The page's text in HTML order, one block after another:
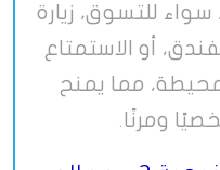
للتسوق، زيارة
أو الاستمتاع
مما يمنح
ومرنًا .